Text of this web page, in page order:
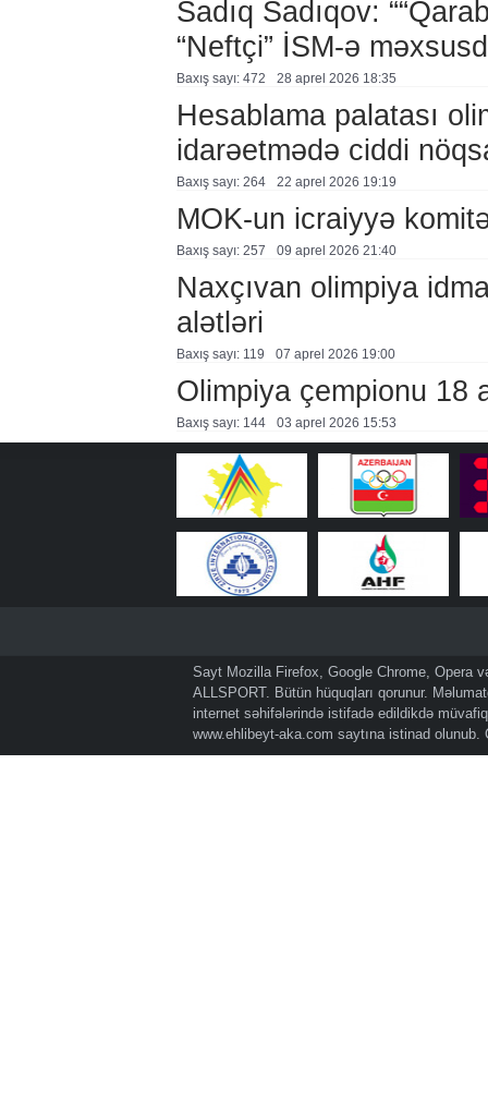
Sadıq Sadıqov:
“Neftçi” İSM-ə
Baxış sayı: 472 28 aprel 2026 18:35
Hesablama palatası
idarəetmədə ciddi
Baxış sayı: 264 22 aprel 2026 19:19
MOK-un icraiyyə
Baxış sayı: 257 09 aprel 2026 21:40
Naxçıvan olimpiya
alətləri
Baxış sayı: 119 07 aprel 2026 19:00
Olimpiya çempionu 18
Baxış sayı: 144 03 aprel 2026 15:53
Sayt Mozilla Firefox, Google Chrome, Opera
ALLSPORT. Bütün hüquqları qorunur.
internet səhifələrində istifadə edildikdə
www.ehlibeyt-aka.com saytına istinad olunub.